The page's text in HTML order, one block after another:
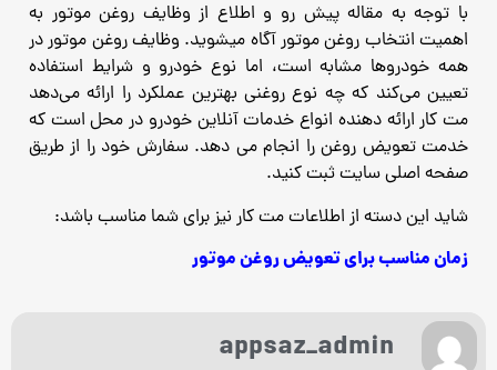
با توجه به مقاله پیش رو و اطلاع از وظایف روغن موتور به
اهمیت انتخاب روغن موتور آگاه میشوید. وظایف روغن موتور در
همه خودروها مشابه است، اما نوع خودرو و شرایط استفاده
تعیین می‌کند که چه نوع روغنی بهترین عملکرد را ارائه می‌دهد
مت کار ارائه دهنده انواع خدمات آنلاین خودرو در محل است که
خدمت تعویض روغن را انجام می دهد. سفارش خود را از طریق
صفحه اصلی سایت ثبت کنید.
شاید این دسته از اطلاعات مت کار نیز برای شما مناسب باشد:
زمان مناسب برای تعویض روغن موتور
appsaz_admin